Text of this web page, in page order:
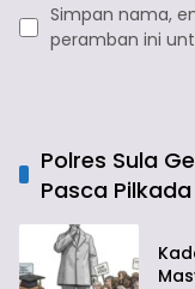
Simpan nama,
peramban ini
Polres Sula
Pasca Pilkada